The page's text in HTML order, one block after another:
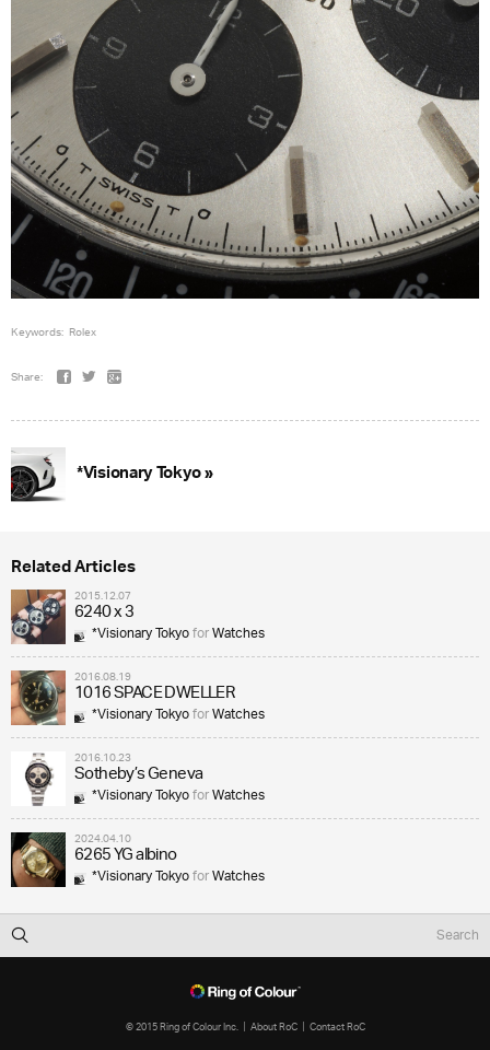
Keywords: Rolex
Share:
*Visionary Tokyo »
Related Articles
2015.12.07
6240 x 3
*Visionary TokyoforWatches
2016.08.19
1016 SPACE DWELLER
*Visionary TokyoforWatches
2016.10.23
Sotheby’s Geneva
*Visionary TokyoforWatches
2024.04.10
6265 YG albino
*Visionary TokyoforWatches
© 2015 Ring of Colour Inc. About RoC Contact RoC